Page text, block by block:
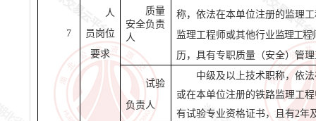
7
人
员岗位
要求
质量
安全负责
人
称， 依法在本单位注册的监理
监理工程师或其他行业监理工程
历，具有专职质量（安全）管
试验
负责人
中级及以上技术职称，依
或在本单位注册的铁路监理工
有试验专业资格证书，且有2年